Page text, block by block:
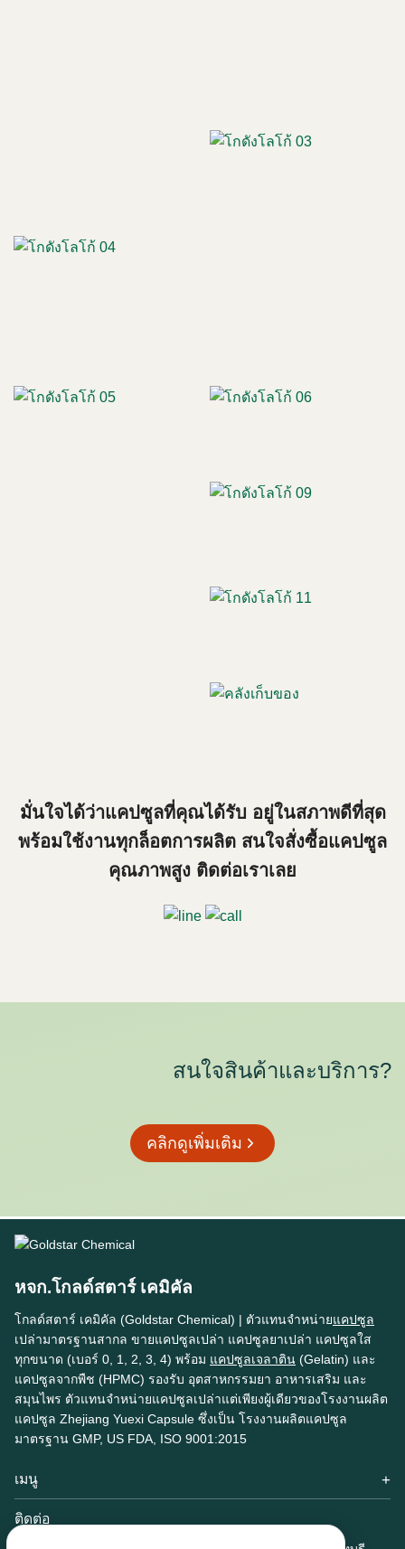
มั่นใจได้ว่าแคปซูลที่คุณได้รับ อยู่ในสภาพดีที่สุด
พร้อมใช้งานทุกล็อตการผลิต สนใจสั่งซื้อแคปซูล
คุณภาพสูง ติดต่อเราเลย
สนใจสินค้าและบริการ?
คลิกดูเพิ่มเติม
หจก.โกลด์สตาร์ เคมิคัล
โกลด์สตาร์ เคมิคัล (Goldstar Chemical) | ตัวแทนจำหน่ายแคปซูล
เปล่ามาตรฐานสากล ขายแคปซูลเปล่า แคปซูลยาเปล่า แคปซูลใส
ทุกขนาด (เบอร์ 0, 1, 2, 3, 4) พร้อม แคปซูลเจลาติน (Gelatin) และ
แคปซูลจากพืช (HPMC) รองรับ อุตสาหกรรมยา อาหารเสริม และ
สมุนไพร ตัวแทนจำหน่ายแคปซูลเปล่าแต่เพียงผู้เดียวของโรงงานผลิต
แคปซูล Zhejiang Yuexi Capsule ซึ่งเป็น โรงงานผลิตแคปซูล
มาตรฐาน GMP, US FDA, ISO 9001:2015
เมนู
หน้าแรก
เกี่ยวกับเรา
ติดต่อ